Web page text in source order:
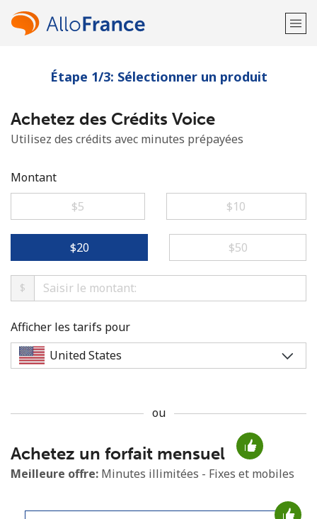
Bienvenue!
Vous avez déjà un compte?Connectez-vous →
Aucun mot de passe créé
8 caractères minimum
Une lettre majuscule et une lettre minuscule
Étape 1/3: Sélectionner un produit
Achetez des Crédits Voice
Utilisez des crédits avec minutes prépayées
Montant
⁦$5⁩
⁦$10⁩
⁦$20⁩ ⁦$50⁩
$
Afficher les tarifs pour
ou
Achetez un forfait mensuel
Meilleure offre: Minutes illimitées - Fixes et mobiles